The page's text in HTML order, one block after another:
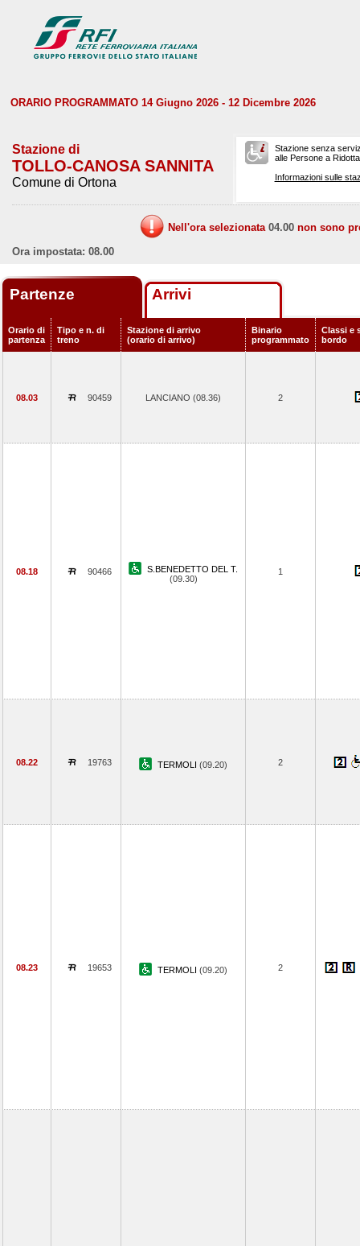
ORARIO PROGRAMMATO 14 Giugno 2026 - 12 Dicembre 2026
Stazione di
TOLLO-CANOSA SANNITA
Comune di Ortona
Stazione senza
alle Persone a
Informazioni sulle
Nell'ora selezionata 04.00 non sono
Ora impostata: 08.00
Partenze Arrivi
Orario di
partenza
Tipo e n. di
treno
Stazione di arrivo
(orario di arrivo)
Binario
programmato
Classi e
bordo
08.03 90459 LANCIANO (08.36) 2
08.18 90466
S.BENEDETTO DEL T.
(09.30)
1
08.22 19763 TERMOLI (09.20) 2
08.23 19653 TERMOLI (09.20) 2